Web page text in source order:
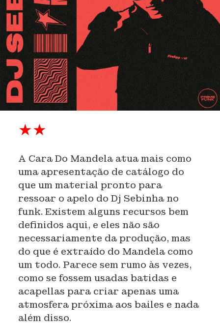
★★
A Cara Do Mandela atua mais como
uma apresentação de catálogo do
que um material pronto para
ressoar o apelo do Dj Sebinha no
funk. Existem alguns recursos bem
definidos aqui, e eles não são
necessariamente da produção, mas
do que é extraído do Mandela como
um todo. Parece sem rumo às vezes,
como se fossem usadas batidas e
acapellas para criar apenas uma
atmosfera próxima aos bailes e nada
além disso.